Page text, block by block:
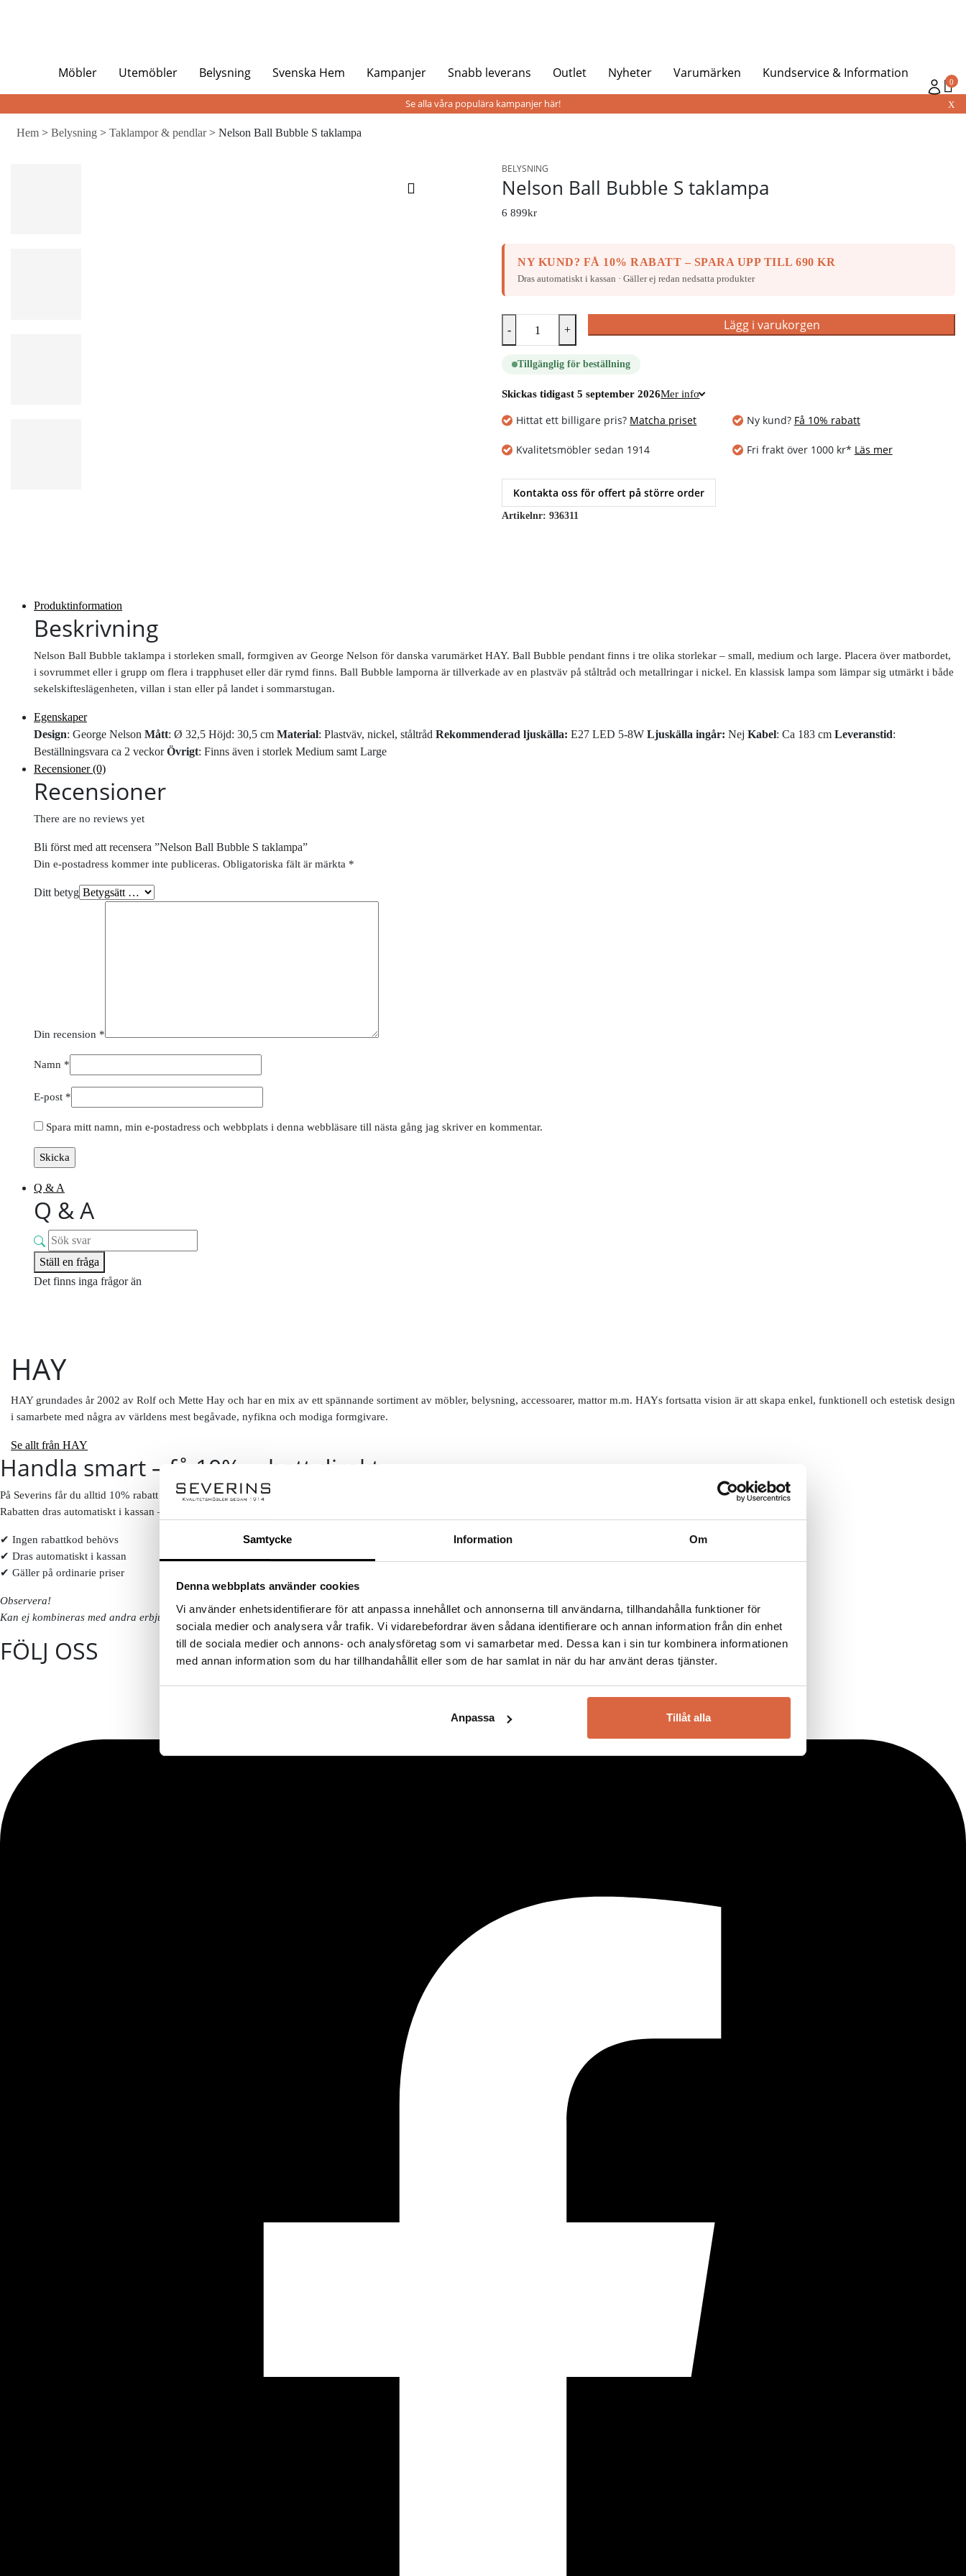
Samtycke Information Om
Denna webbplats använder cookies
Vi använder enhetsidentifierare för att anpassa innehållet och annonserna till användarna, tillhandahålla funktioner för
sociala medier och analysera vår trafik. Vi vidarebefordrar även sådana identifierare och annan information från din enhet
till de sociala medier och annons- och analysföretag som vi samarbetar med. Dessa kan i sin tur kombinera informationen
med annan information som du har tillhandahållit eller som de har samlat in när du har använt deras tjänster.
Anpassa Tillåt alla
0
Möbler Utemöbler Belysning Svenska Hem Kampanjer Snabb leverans Outlet Nyheter Varumärken Kundservice & Information
Se alla våra populära kampanjer här! X
Hem > Belysning > Taklampor & pendlar> Nelson Ball Bubble S taklampa
BELYSNING
Nelson Ball Bubble S taklampa
6 899kr
NY KUND? FÅ 10% RABATT – SPARA UPP TILL 690 KR
Dras automatiskt i kassan · Gäller ej redan nedsatta produkter
- + Lägg i varukorgen
Tillgänglig för beställning
Skickas tidigast 5 september 2026Mer info
Hittat ett billigare pris? Matcha priset Ny kund? Få 10% rabatt
Kvalitetsmöbler sedan 1914 Fri frakt över 1000 kr* Läs mer
Kontakta oss för offert på större order
Artikelnr:936311
Produktinformation
Beskrivning
Nelson Ball Bubble taklampa i storleken small, formgiven av George Nelson för danska varumärket HAY. Ball Bubble pendant finns i tre olika storlekar – small, medium och large. Placera över matbordet,
i sovrummet eller i grupp om flera i trapphuset eller där rymd finns. Ball Bubble lamporna är tillverkade av en plastväv på ståltråd och metallringar i nickel. En klassisk lampa som lämpar sig utmärkt i både
sekelskifteslägenheten, villan i stan eller på landet i sommarstugan.
Egenskaper
Design: George Nelson Mått: Ø 32,5 Höjd: 30,5 cm Material: Plastväv, nickel, ståltråd Rekommenderad ljuskälla: E27 LED 5-8W Ljuskälla ingår: Nej Kabel: Ca 183 cm Leveranstid:
Beställningsvara ca 2 veckorÖvrigt: Finns även i storlek Medium samt Large
Recensioner (0)
Recensioner
There are no reviews yet
Bli först med att recensera ”Nelson Ball Bubble S taklampa”
Din e-postadress kommer inte publiceras. Obligatoriska fält är märkta *
Ditt betyg
Din recension *
Namn *
E-post *
Spara mitt namn, min e-postadress och webbplats i denna webbläsare till nästa gång jag skriver en kommentar.
Q & A
Q & A
Ställ en fråga
Det finns inga frågor än
HAY
HAY grundades år 2002 av Rolf och Mette Hay och har en mix av ett spännande sortiment av möbler, belysning, accessoarer, mattor m.m. HAYs fortsatta vision är att skapa enkel, funktionell och estetisk design
i samarbete med några av världens mest begåvade, nyfikna och modiga formgivare.
Se allt från HAY
Handla smart – få 10% rabatt direkt
På Severins får du alltid 10% rabatt på ordinarie priser som ny kund.
Rabatten dras automatiskt i kassan – inga koder behövs.
✔ Ingen rabattkod behövs
✔ Dras automatiskt i kassan
✔ Gäller på ordinarie priser
Observera!
Kan ej kombineras med andra erbjudanden eller redan nedsatta priser. Vissa kategorier och varumärken är exkluderade. Se alla villkor
här!
FÖLJ OSS